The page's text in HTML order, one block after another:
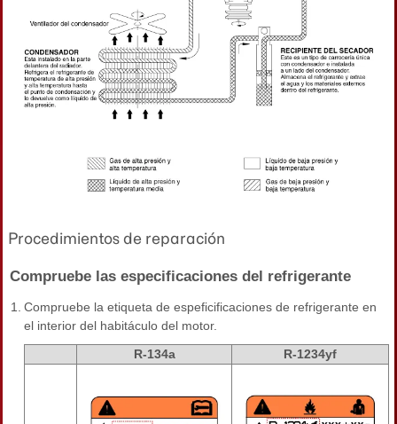
Procedimientos de reparación
Compruebe las especificaciones del refrigerante
1.
Compruebe la etiqueta de espeficificaciones de refrigerante en
el interior del habitáculo del motor.
R-134a
R-1234yf